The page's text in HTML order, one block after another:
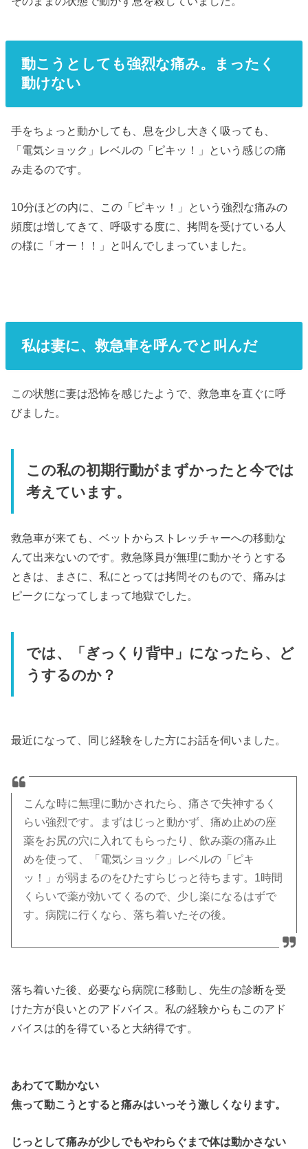
動こうとしても強烈な痛み。まったく
動けない
手をちょっと動かしても、息を少し大きく吸っても、
「電気ショック」レベルの「ピキッ！」という感じの痛
み走るのです。
10分ほどの内に、この「ピキッ！」という強烈な痛みの
頻度は増してきて、呼吸する度に、拷問を受けている人
の様に「オー！！」と叫んでしまっていました。
私は妻に、救急車を呼んでと叫んだ
この状態に妻は恐怖を感じたようで、救急車を直ぐに呼
びました。
この私の初期行動がまずかったと今では
考えています。
救急車が来ても、ベットからストレッチャーへの移動な
んて出来ないのです。救急隊員が無理に動かそうとする
ときは、まさに、私にとっては拷問そのもので、痛みは
ピークになってしまって地獄でした。
では、「ぎっくり背中」になったら、ど
うするのか？
最近になって、同じ経験をした方にお話を伺いました。
こんな時に無理に動かされたら、痛さで失神するく
らい強烈です。まずはじっと動かず、痛め止めの座
薬をお尻の穴に入れてもらったり、飲み薬の痛み止
めを使って、「電気ショック」レベルの「ピキ
ッ！」が弱まるのをひたすらじっと待ちます。1時間
くらいで薬が効いてくるので、少し楽になるはずで
す。病院に行くなら、落ち着いたその後。
落ち着いた後、必要なら病院に移動し、先生の診断を受
けた方が良いとのアドバイス。私の経験からもこのアド
バイスは的を得ていると大納得です。
あわてて動かない
焦って動こうとすると痛みはいっそう激しくなります。
じっとして痛みが少しでもやわらぐまで体は動かさない